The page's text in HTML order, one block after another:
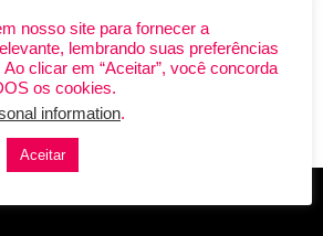
794 milhões de views. O
com tudo no festival
primeira passagem pelo país.
:
nosso site para fornecer a
lembrando suas preferências
clicar em “Aceitar”, você concorda
os cookies.
information.
Aceitar